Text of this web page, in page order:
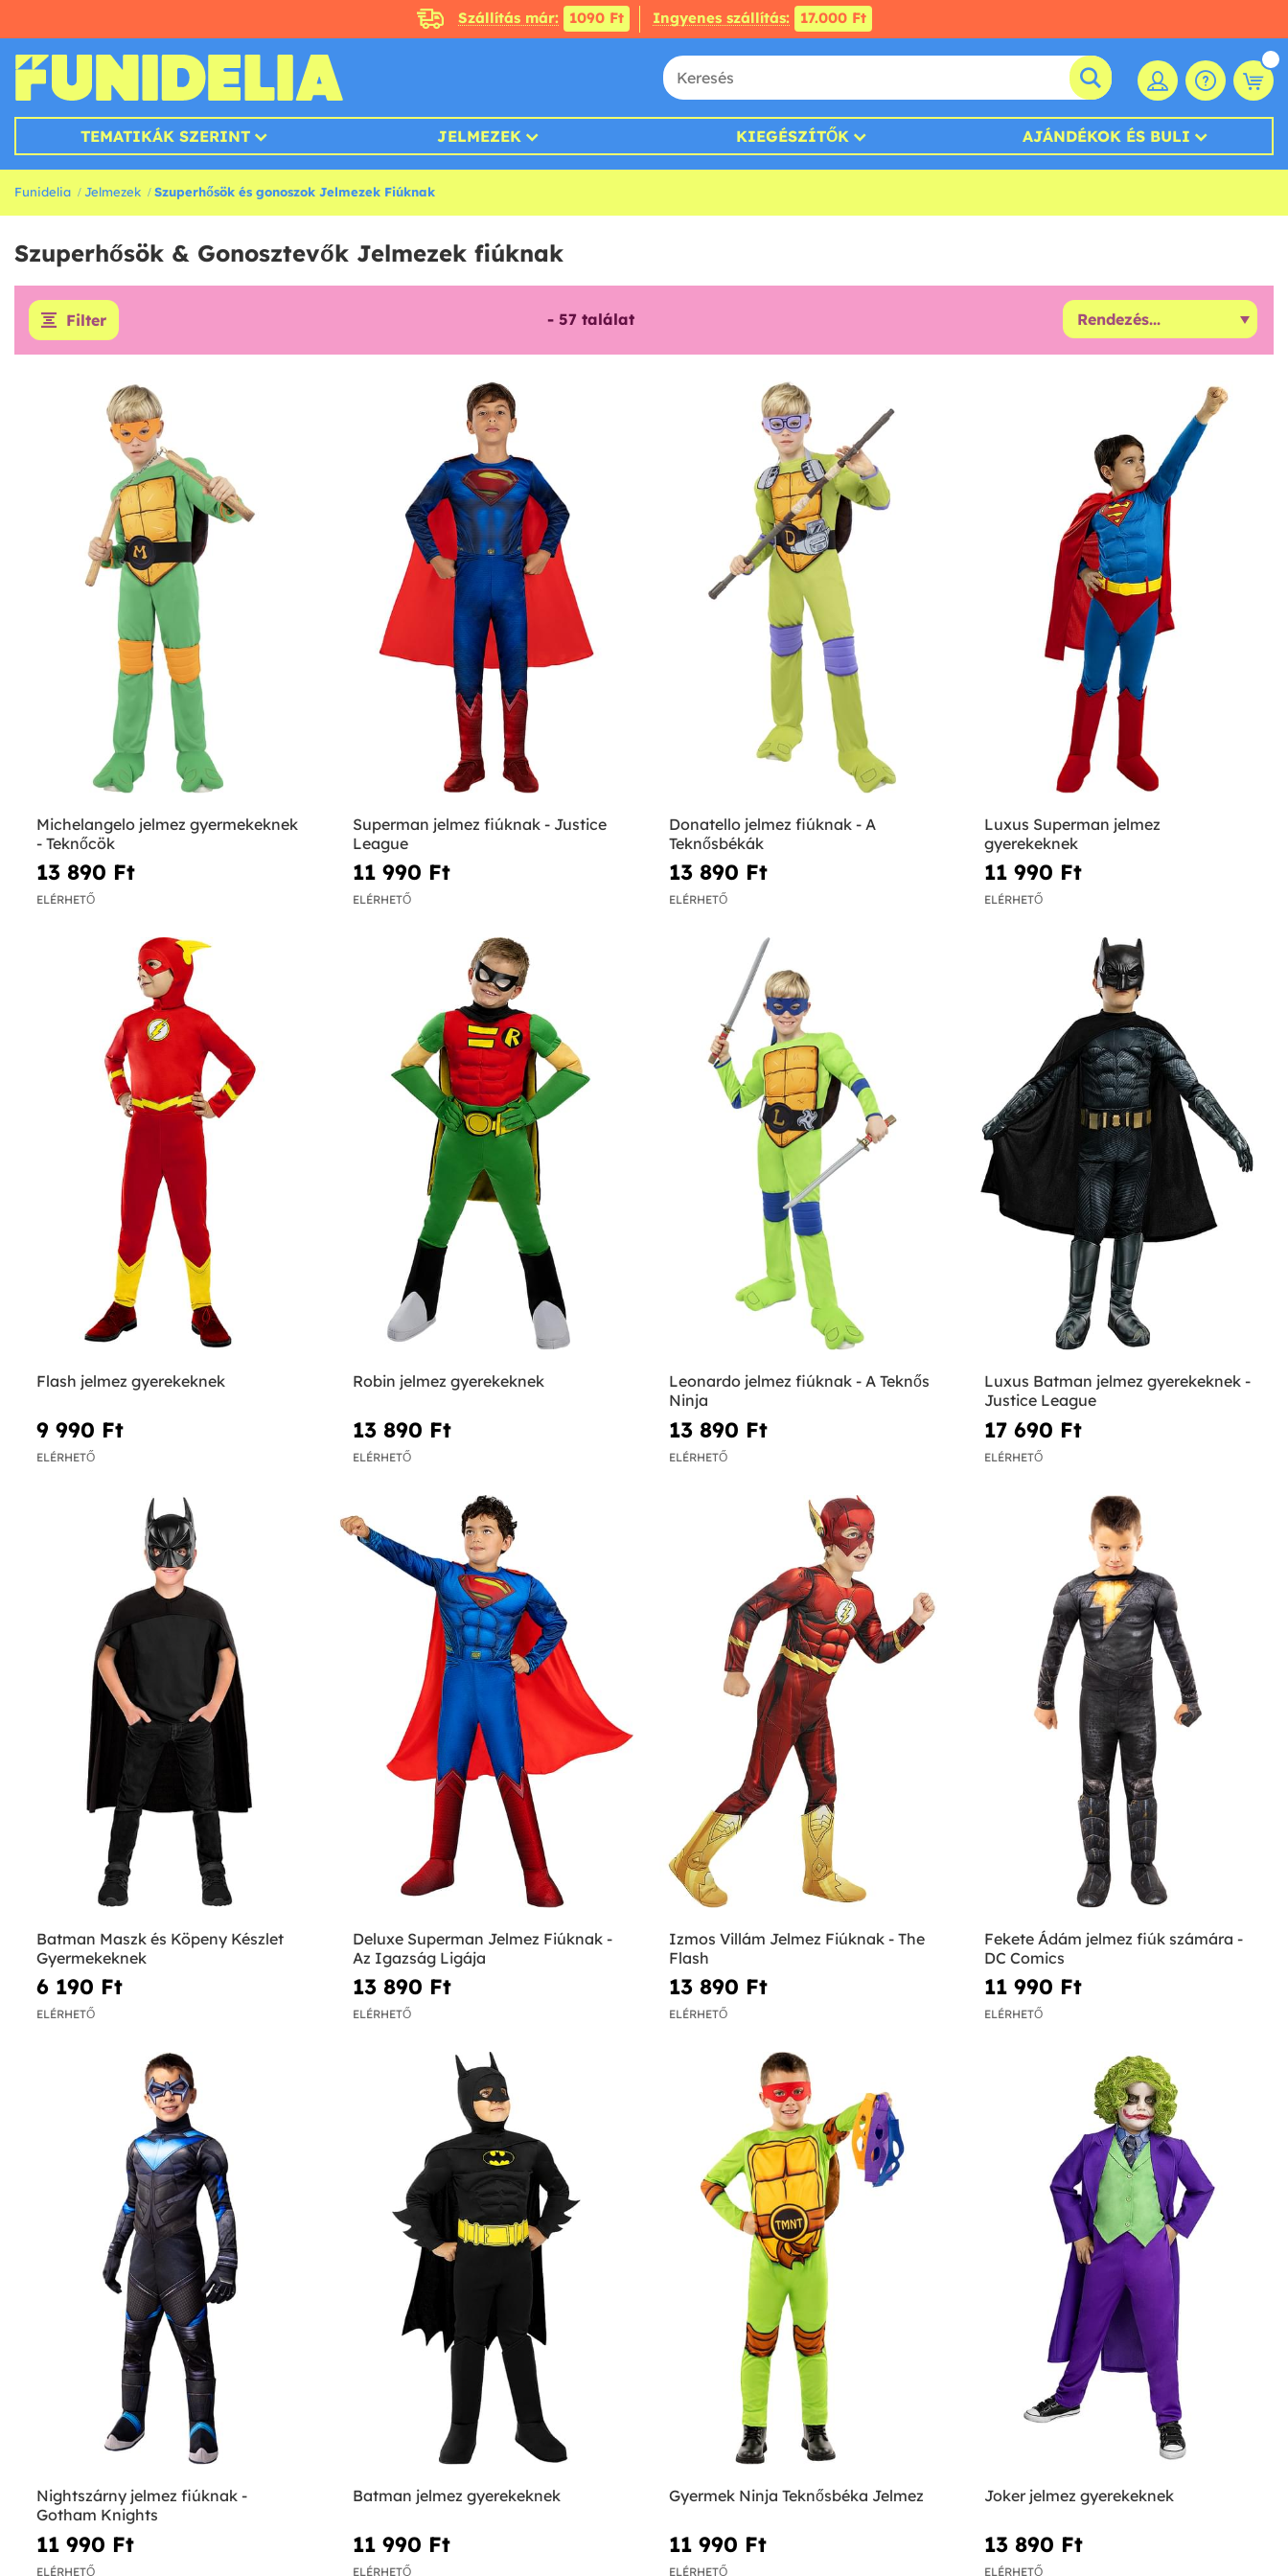
Szállítás már: 1090 Ft Ingyenes szállítás: 17.000 Ft
TEMATIKÁK SZERINT JELMEZEK KIEGÉSZÍTŐK AJÁNDÉKOK ÉS BULI
Funidelia Jelmezek Szuperhősök és gonoszok Jelmezek Fiúknak
Szuperhősök & Gonosztevők Jelmezek fiúknak
Filter - 57 találat
Michelangelo jelmez gyermekeknek
- Teknőcök
13 890 Ft‎
ELÉRHETŐ
Superman jelmez fiúknak - Justice
League
11 990 Ft‎
ELÉRHETŐ
Donatello jelmez fiúknak - A
Teknősbékák
13 890 Ft‎
ELÉRHETŐ
Luxus Superman jelmez
gyerekeknek
11 990 Ft‎
ELÉRHETŐ
Flash jelmez gyerekeknek
9 990 Ft‎
ELÉRHETŐ
Robin jelmez gyerekeknek
13 890 Ft‎
ELÉRHETŐ
Leonardo jelmez fiúknak - A Teknős
Ninja
13 890 Ft‎
ELÉRHETŐ
Luxus Batman jelmez gyerekeknek -
Justice League
17 690 Ft‎
ELÉRHETŐ
Batman Maszk és Köpeny Készlet
Gyermekeknek
6 190 Ft‎
ELÉRHETŐ
Deluxe Superman Jelmez Fiúknak -
Az Igazság Ligája
13 890 Ft‎
ELÉRHETŐ
Izmos Villám Jelmez Fiúknak - The
Flash
13 890 Ft‎
ELÉRHETŐ
Fekete Ádám jelmez fiúk számára -
DC Comics
11 990 Ft‎
ELÉRHETŐ
Nightszárny jelmez fiúknak -
Gotham Knights
11 990 Ft‎
ELÉRHETŐ
Batman jelmez gyerekeknek
11 990 Ft‎
ELÉRHETŐ
Gyermek Ninja Teknősbéka Jelmez
11 990 Ft‎
ELÉRHETŐ
Joker jelmez gyerekeknek
13 890 Ft‎
ELÉRHETŐ